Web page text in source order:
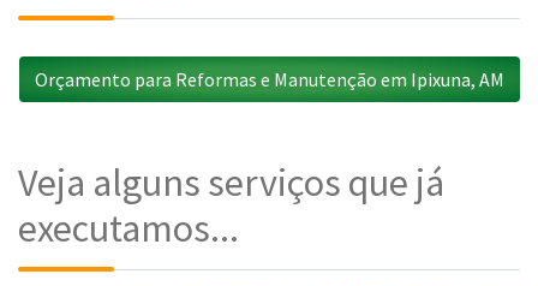
Orçamento para Reformas e Manutenção em Ipixuna, AM
Veja alguns serviços que já
executamos...